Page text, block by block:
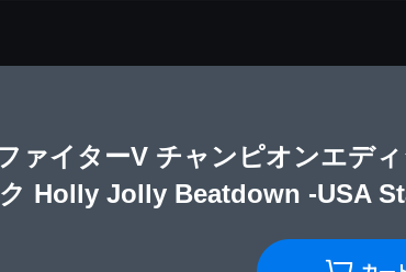
ァイターV チャンピオンエデ
Holly Jolly Beatdown -USA